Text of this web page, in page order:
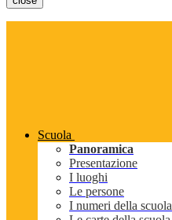
Scuola
Panoramica
Presentazione
I luoghi
Le persone
I numeri della scuola